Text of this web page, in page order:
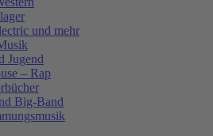
und mehr
Jugend
– Rap
Big-Band